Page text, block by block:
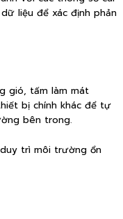
liệu để xác định phản
gió, tấm làm mát
bị chính khác để tự
bên trong.
trì môi trường ổn